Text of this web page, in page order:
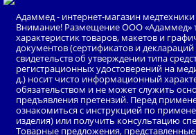
Адаммед - интернет-магазин
Внимание! Размещение ООО «Адаммед»
характеристик товаров, макетов и
документов (сертификатов и деклараций
свидетельств об утверждении типа
регистрационных удостоверений на
д.) носит чисто информационный
обязательством и не может служить
предъявления претензий. Перед
ознакомиться с инструкцией по
изделия) или получить консультацию
Товарные предложения, представленные